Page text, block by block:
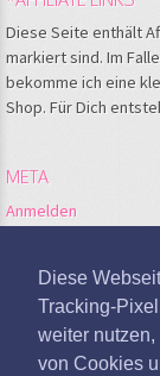
Diese
Tracking-
weiter
von Cookies
Diese Seite enthält
markiert sind. Im
bekomme ich eine
Shop. Für Dich
META
Anmelden
Kommentare-Feed
Google Analytics